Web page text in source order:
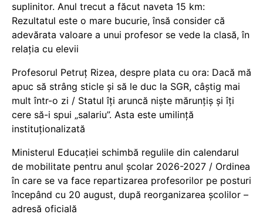
suplinitor. Anul trecut a făcut naveta 15 km:
Rezultatul este o mare bucurie, însă consider că
adevărata valoare a unui profesor se vede la clasă, în
relația cu elevii
Profesorul Petruț Rizea, despre plata cu ora: Dacă mă
apuc să strâng sticle și să le duc la SGR, câștig mai
mult într-o zi / Statul îți aruncă niște mărunțiș și îți
cere să-i spui „salariu”. Asta este umilință
instituționalizată
Ministerul Educației schimbă regulile din calendarul
de mobilitate pentru anul școlar 2026-2027 / Ordinea
în care se va face repartizarea profesorilor pe posturi
începând cu 20 august, după reorganizarea școlilor –
adresă oficială